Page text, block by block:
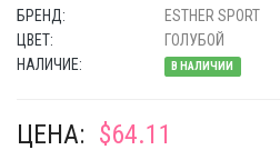
БРЕНД:
ESTHER SPORT
ЦВЕТ:
ГОЛУБОЙ
НАЛИЧИЕ:
В НАЛИЧИИ
ЦЕНА: $64.11